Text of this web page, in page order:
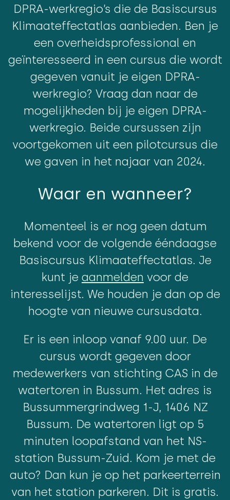
DPRA-werkregio’s die de Basiscursus
Klimaateffectatlas aanbieden. Ben je
een overheidsprofessional en
geïnteresseerd in een cursus die wordt
gegeven vanuit je eigen DPRA-
werkregio? Vraag dan naar de
mogelijkheden bij je eigen DPRA-
werkregio. Beide cursussen zijn
voortgekomen uit een pilotcursus die
we gaven in het najaar van 2024.
Waar en wanneer?
Momenteel is er nog geen datum
bekend voor de volgende ééndaagse
Basiscursus Klimaateffectatlas. Je
kunt je aanmelden voor de
interesselijst. We houden je dan op de
hoogte van nieuwe cursusdata.
Er is een inloop vanaf 9.00 uur. De
cursus wordt gegeven door
medewerkers van stichting CAS in de
watertoren in Bussum. Het adres is
Bussummergrindweg 1-J, 1406 NZ
Bussum. De watertoren ligt op 5
minuten loopafstand van het NS-
station Bussum-Zuid. Kom je met de
auto? Dan kun je op het parkeerterrein
van het station parkeren. Dit is gratis.